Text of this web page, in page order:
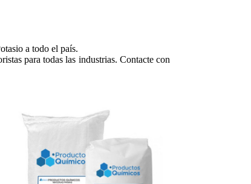
a todo el país.
para todas las industrias. Contacte con